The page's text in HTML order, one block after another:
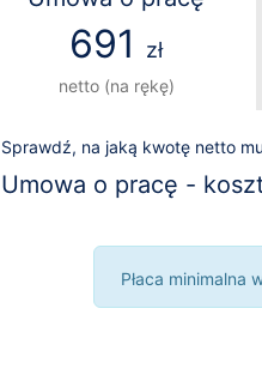
691 zł
netto (na rękę)
Sprawdź, na jaką kwotę netto
Umowa o pracę -
Płaca minimalna